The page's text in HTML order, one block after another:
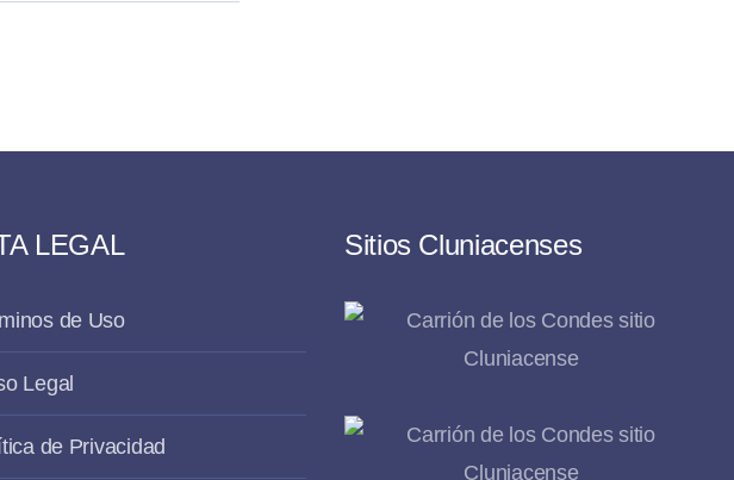
LEGAL
de Uso
Legal
de Privacidad
Sitios Cluniacenses